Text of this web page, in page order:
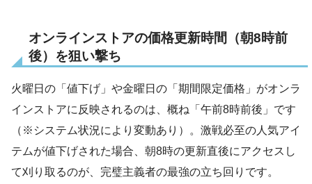
オンラインストアの価格更新時間（朝8時前
後）を狙い撃ち
火曜日の「値下げ」や金曜日の「期間限定価格」がオンラ
インストアに反映されるのは、概ね「午前8時前後」です
（※システム状況により変動あり）。激戦必至の人気アイ
テムが値下げされた場合、朝8時の更新直後にアクセスし
て刈り取るのが、完璧主義者の最強の立ち回りです。